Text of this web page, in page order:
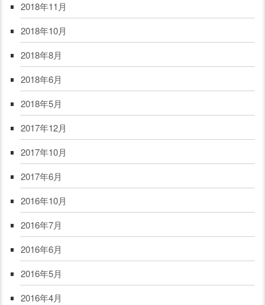
2018年11月
2018年10月
2018年8月
2018年6月
2018年5月
2017年12月
2017年10月
2017年6月
2016年10月
2016年7月
2016年6月
2016年5月
2016年4月